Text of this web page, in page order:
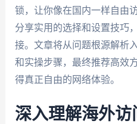
锁，让你像在国内一样自由
分享实用的选择和设置技巧
接。文章将从问题根源解析
和实操步骤，最终推荐高效
得真正自由的网络体验。
深入理解海外